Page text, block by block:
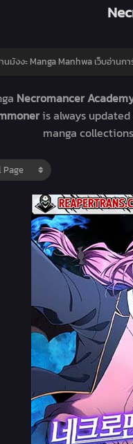
นมังงะ Manga Manhwa เว็บอ่านก
Necromancer
is always
manga collections